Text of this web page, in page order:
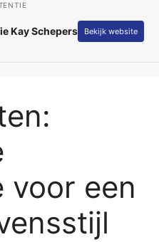
Kay Schepers Bekijk website
voor een